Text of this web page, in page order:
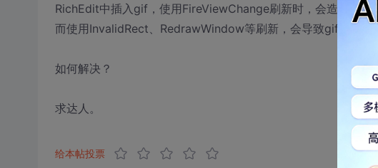
RichEdit中插入gif，使用FireViewChange刷新时，会造成
而使用InvalidRect、RedrawWindow等刷新，会导致gif闪烁。
如何解决？
求达人。
给本帖投票